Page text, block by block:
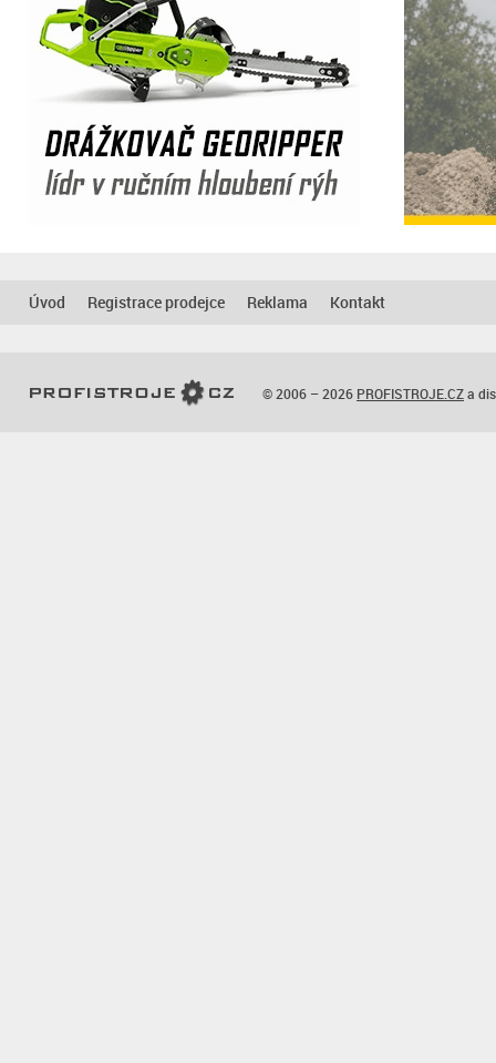
Úvod Registrace prodejce Reklama Kontakt
© 2006 – 2026 PROFISTROJE.CZa